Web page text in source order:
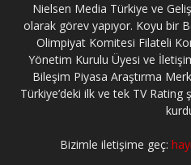
Nielsen Media Türkiye ve
olarak görev yapıyor. Koyu bir
Olimpiyat Komitesi Filateli
Yönetim Kurulu Üyesi ve
Bileşim Piyasa Araştırma
Türkiye’deki ilk ve tek TV Rating
Bizimle iletişime geç: